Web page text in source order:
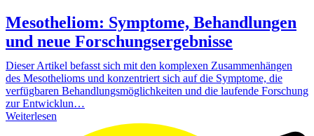
Mesotheliom: Symptome, Behandlungen
und neue Forschungsergebnisse
Dieser Artikel befasst sich mit den komplexen Zusammenhängen
des Mesothelioms und konzentriert sich auf die Symptome, die
verfügbaren Behandlungsmöglichkeiten und die laufende Forschung
zur Entwicklun…
Weiterlesen